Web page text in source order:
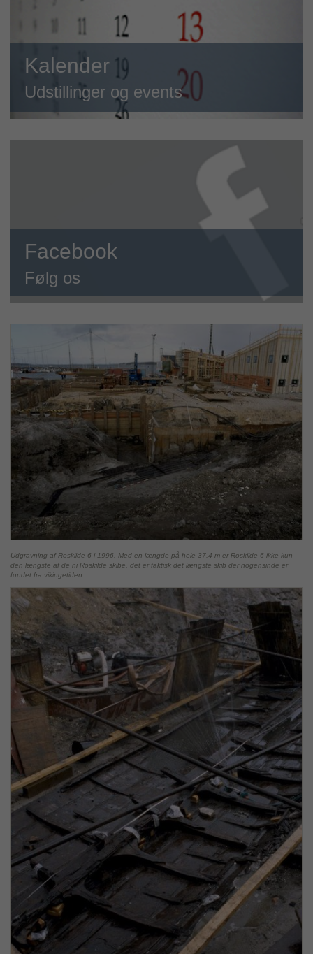
Kalender
Udstillinger og events
Facebook
Følg os
Udgravning af Roskilde 6 i 1996. Med en længde på hele 37,4 m er Roskilde 6 ikke kun
den længste af de ni Roskilde skibe, det er faktisk det længste skib der nogensinde er
fundet fra vikingetiden.